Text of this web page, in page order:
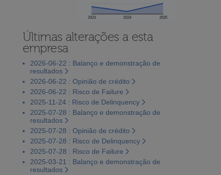
2023 2024 2025
Últimas alterações a esta
empresa
2026-06-22 : Balanço e demonstração de
resultados
2026-06-22 : Opinião de crédito
2026-06-22 : Risco de Failure
2025-11-24 : Risco de Delinquency
2025-07-28 : Balanço e demonstração de
resultados
2025-07-28 : Opinião de crédito
2025-07-28 : Risco de Delinquency
2025-07-28 : Risco de Failure
2025-03-21 : Balanço e demonstração de
resultados